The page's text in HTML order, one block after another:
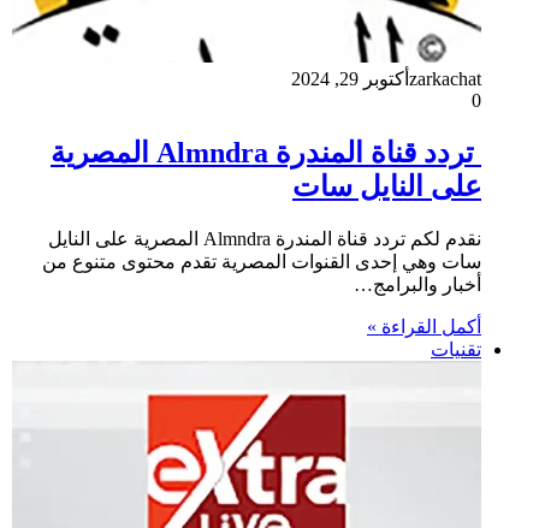
zarkachat أكتوبر 29, 2024
0
تردد قناة المندرة Almndra المصرية
على النايل سات
نقدم لكم تردد قناة المندرة Almndra المصرية على النايل
سات وهي إحدى القنوات المصرية تقدم محتوى متنوع من
أخبار والبرامج…
أكمل القراءة »
تقنيات